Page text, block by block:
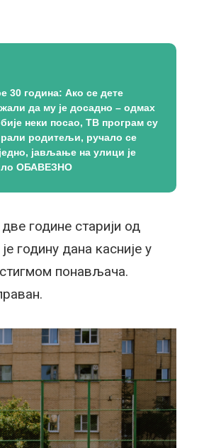
30 година: Ако се дете
да му је досадно – одмах
неки посао, ТВ програм су
родитељи, ручало се
јављање на улици је
ОБАВЕЗНО
године старији од
годину дана касније у
понављача.